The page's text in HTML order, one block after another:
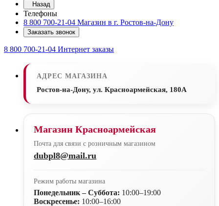
Назад
Телефоны
8 800 700-21-04 Магазин в г. Ростов-на-Дону
Заказать звонок
8 800 700-21-04 Интернет заказы
АДРЕС МАГАЗИНА
Ростов-на-Дону, ул. Красноармейская, 180А
Магазин Красноармейская
Почта для связи с розничным магазином
dubpl8@mail.ru
Режим работы магазина
Понедельник – Суббота: 10:00–19:00
Воскресенье: 10:00–16:00